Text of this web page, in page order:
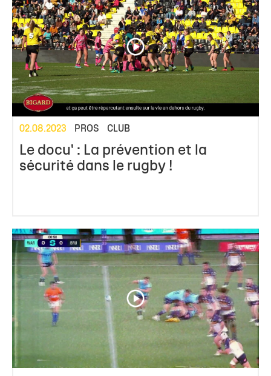
02.08.2023 PROS CLUB
Le docu' : La prévention et la
sécurité dans le rugby !